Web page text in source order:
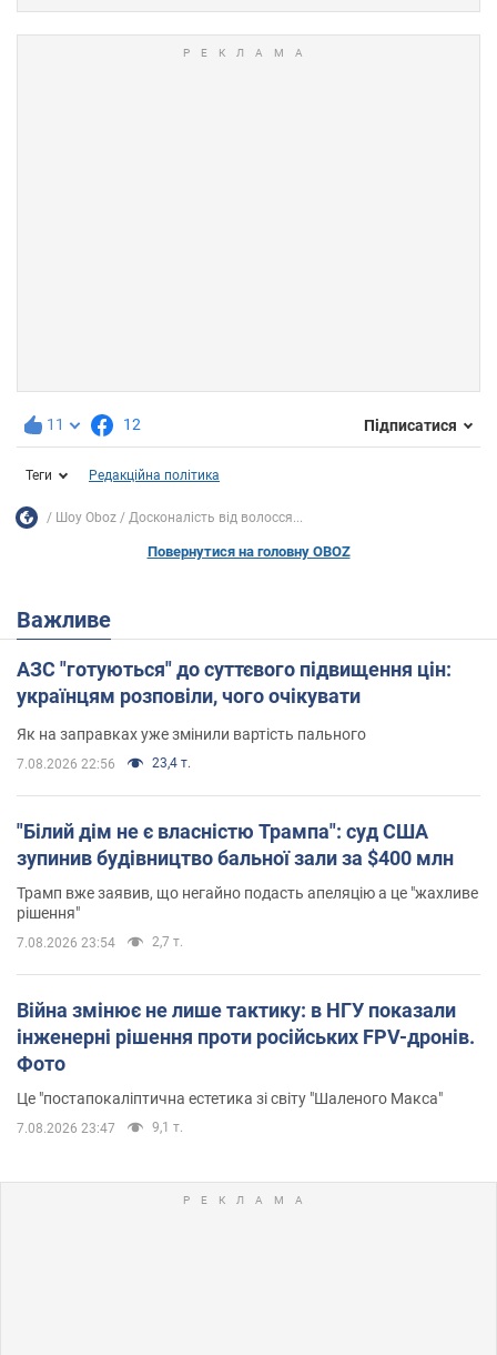
11 12 Підписатися
Теги Редакційна політика
Шоу Oboz Досконалість від волосся...
Повернутися на головну OBOZ
Важливе
АЗС "готуються" до суттєвого підвищення цін:
українцям розповіли, чого очікувати
Як на заправках уже змінили вартість пального
7.08.2026 22:56 23,4 т.
"Білий дім не є власністю Трампа": суд США
зупинив будівництво бальної зали за $400 млн
Трамп вже заявив, що негайно подасть апеляцію а це "жахливе
рішення"
7.08.2026 23:54 2,7 т.
Війна змінює не лише тактику: в НГУ показали
інженерні рішення проти російських FPV-дронів.
Фото
Це "постапокаліптична естетика зі світу "Шаленого Макса"
7.08.2026 23:47 9,1 т.